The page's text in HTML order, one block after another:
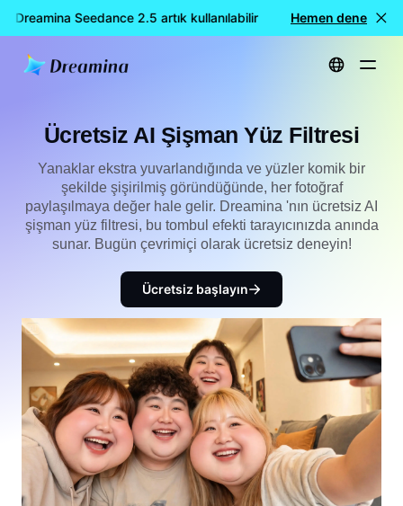
Dreamina Seedance 2.5 artık kullanılabilir 🎉 Yeni model
Hemen dene
Ana Sayfa Ücretsiz AI Şişman Yüz Filtresi
Ücretsiz AI Şişman Yüz Filtresi
Yanaklar ekstra yuvarlandığında ve yüzler komik bir
şekilde şişirilmiş göründüğünde, her fotoğraf
paylaşılmaya değer hale gelir. Dreamina 'nın ücretsiz AI
şişman yüz filtresi, bu tombul efekti tarayıcınızda anında
sunar. Bugün çevrimiçi olarak ücretsiz deneyin!
Ücretsiz başlayın